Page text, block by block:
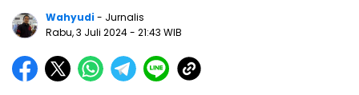
Wahyudi- Jurnalis
Rabu, 3 Juli 2024- 21:43 WIB